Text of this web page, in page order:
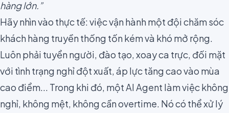
hàng lớn.”
Hãy nhìn vào thực tế: việc vận hành một đội chăm sóc
khách hàng truyền thống tốn kém và khó mở rộng.
Luôn phải tuyển người, đào tạo, xoay ca trực, đối mặt
với tình trạng nghỉ đột xuất, áp lực tăng cao vào mùa
cao điểm... Trong khi đó, một AI Agent làm việc không
nghỉ, không mệt, không cần overtime. Nó có thể xử lý